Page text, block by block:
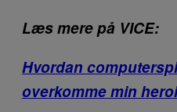
Læs mere på VICE:
Hvordan
overkomme min